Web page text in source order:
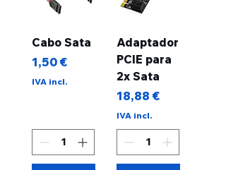
Cabo Sata
Preço
1,50 €
IVA incl.
Adaptador
PCIE para
2x Sata
Preço
18,88 €
IVA incl.